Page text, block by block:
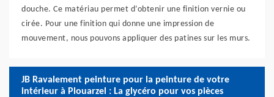
douche. Ce matériau permet d’obtenir une finition vernie ou
cirée. Pour une finition qui donne une impression de
mouvement, nous pouvons appliquer des patines sur les murs.
JB Ravalement peinture pour la peinture de votre
intérieur à Plouarzel : La glycéro pour vos pièces